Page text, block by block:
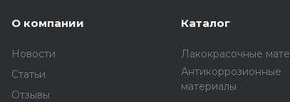
О компании
Новости
Статьи
Отзывы
Каталог
Лакокрасочные
Антикоррозионные
материалы